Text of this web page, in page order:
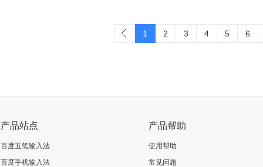
1 2 3 4 5 6
产品站点
百度五笔输入法
百度手机输入法
产品帮助
使用帮助
常见问题